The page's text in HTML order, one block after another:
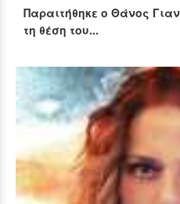
Παραιτήθηκε ο Θάνος
τη θέση του...